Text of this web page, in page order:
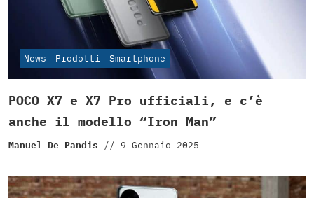
News Prodotti Smartphone
POCO X7 e X7 Pro ufficiali, e c’è
anche il modello “Iron Man”
Manuel De Pandis // 9 Gennaio 2025